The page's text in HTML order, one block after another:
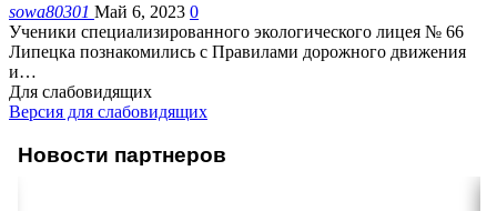
sowa80301 Май 6, 2023 0
Ученики специализированного экологического лицея № 66
Липецка познакомились с Правилами дорожного движения
и…
Для слабовидящих
Версия для слабовидящих
Новости партнеров